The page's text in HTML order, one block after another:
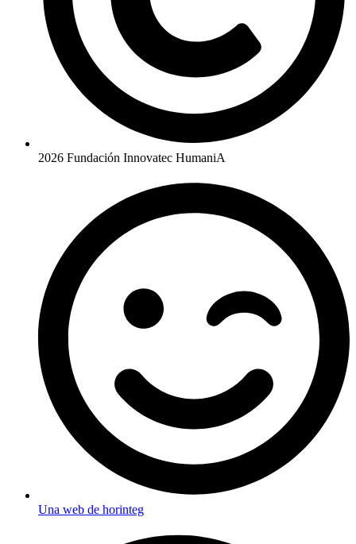
2026 Fundación Innovatec HumaniA
Una web de horinteg